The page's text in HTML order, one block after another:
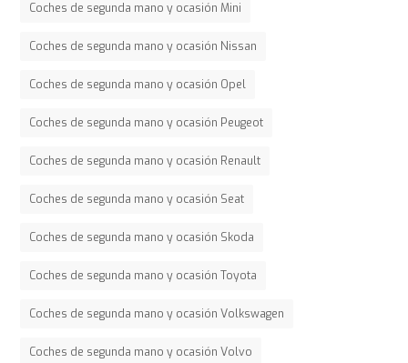
Coches de segunda mano y ocasión Mini
Coches de segunda mano y ocasión Nissan
Coches de segunda mano y ocasión Opel
Coches de segunda mano y ocasión Peugeot
Coches de segunda mano y ocasión Renault
Coches de segunda mano y ocasión Seat
Coches de segunda mano y ocasión Skoda
Coches de segunda mano y ocasión Toyota
Coches de segunda mano y ocasión Volkswagen
Coches de segunda mano y ocasión Volvo